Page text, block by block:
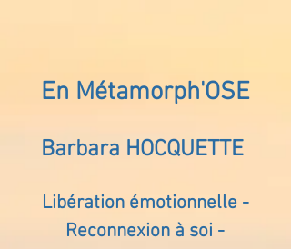
En Métamorph'OSE
Barbara HOCQUETTE
Libération émotionnelle -
Reconnexion à soi -